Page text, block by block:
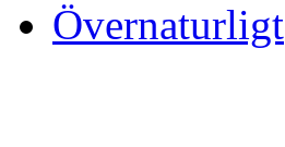
Övernaturligt